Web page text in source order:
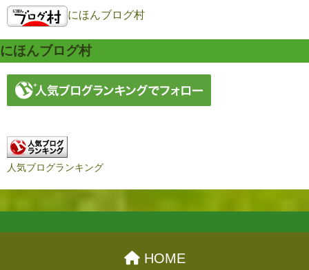
にほんブログ村
にほんブログ村
人気ブログランキング
HOME